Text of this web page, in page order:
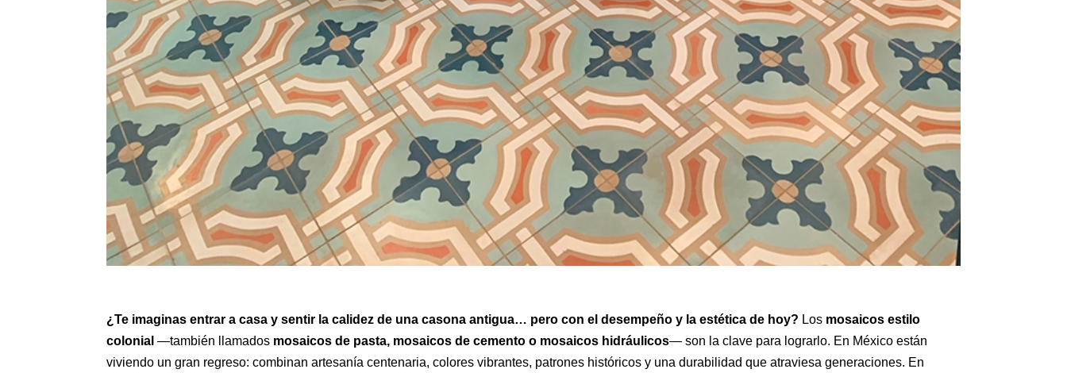
¿Te imaginas entrar a casa y sentir la calidez de una casona antigua… pero con el desempeño y la estética de hoy? Los mosaicos estilo
colonial —también llamados mosaicos de pasta, mosaicos de cemento o mosaicos hidráulicos— son la clave para lograrlo. En México están
viviendo un gran regreso: combinan artesanía centenaria, colores vibrantes, patrones históricos y una durabilidad que atraviesa generaciones. En